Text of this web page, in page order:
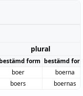
plural
form bestämd
boer
boerna
boers boernas